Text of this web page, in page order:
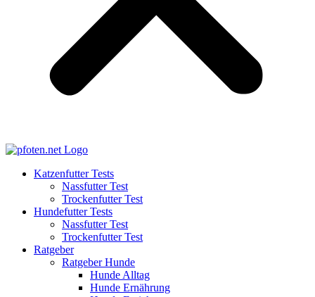
Katzenfutter Tests
Nassfutter Test
Trockenfutter Test
Hundefutter Tests
Nassfutter Test
Trockenfutter Test
Ratgeber
Ratgeber Hunde
Hunde Alltag
Hunde Ernährung